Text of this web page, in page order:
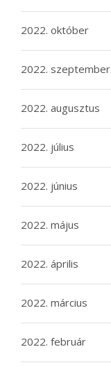
2022. október
2022. szeptember
2022. augusztus
2022. július
2022. június
2022. május
2022. április
2022. március
2022. február